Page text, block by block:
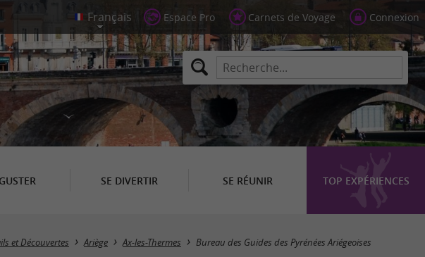
Espace Pro Carnets de Voyage Connexion
SE DIVERTIR SE RÉUNIR TOP EXPÉRIENCES
et Découvertes Ariège Ax-les-Thermes Bureau des Guides des Pyrénées Ariégeoises